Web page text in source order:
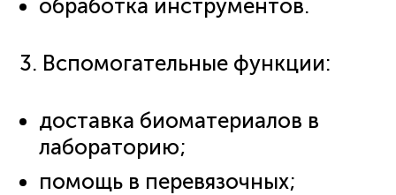
обработка инструментов.
3. Вспомогательные функции:
доставка биоматериалов в
лабораторию;
помощь в перевязочных;